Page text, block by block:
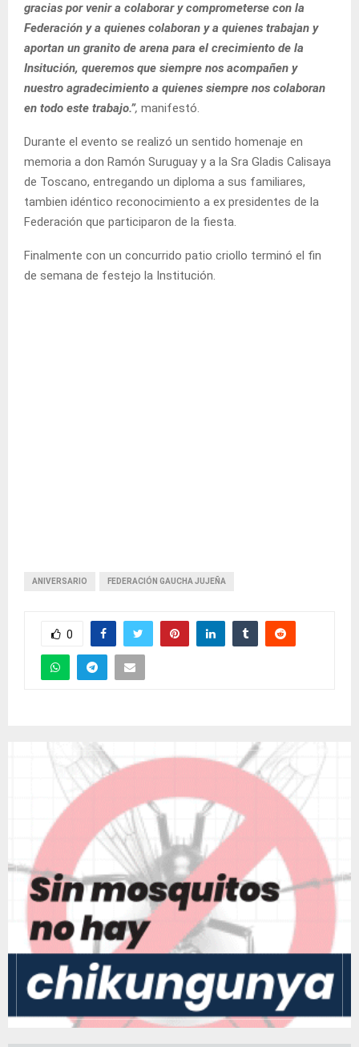
gracias por venir a colaborar y comprometerse con la
Federación y a quienes colaboran y a quienes trabajan y
aportan un granito de arena para el crecimiento de la
Insitución, queremos que siempre nos acompañen y
nuestro agradecimiento a quienes siempre nos colaboran
en todo este trabajo.”, manifestó.
Durante el evento se realizó un sentido homenaje en
memoria a don Ramón Suruguay y a la Sra Gladis Calisaya
de Toscano, entregando un diploma a sus familiares,
tambien idéntico reconocimiento a ex presidentes de la
Federación que participaron de la fiesta.
Finalmente con un concurrido patio criollo terminó el fin
de semana de festejo la Institución.
ANIVERSARIO FEDERACIÓN GAUCHA JUJEÑA
0